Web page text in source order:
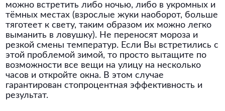
можно встретить либо ночью, либо в укромных и
тёмных местах (взрослые жуки наоборот, больше
тяготеет к свету, таким образом их можно легко
выманить в ловушку). Не переносят мороза и
резкой смены температур. Если Вы встретились с
этой проблемой зимой, то просто вытащите по
возможности все вещи на улицу на несколько
часов и откройте окна. В этом случае
гарантирован стопроцентная эффективность и
результат.